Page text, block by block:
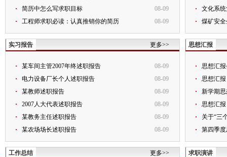
08-09
简历中怎么写求职目标
08-09
工程师求职必读：认真推销你的简历
文化系
煤矿安
实习报告 更多>>
08-09
某车间主管2007年终述职报告
08-09
电力设备厂长个人述职报告
08-09
某教师述职报告
08-09
2007人大代表述职报告
08-09
某教务主任述职报告
08-09
某农场场长述职报告
思想汇报
思想汇
思想汇
新学期
思想汇
关于“三
第四季
工作总结 更多>> 求职演讲